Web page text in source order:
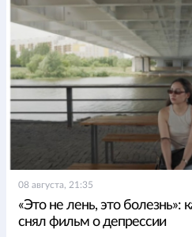
08 августа, 21:35
«Это не лень, это болезнь»:
снял фильм о депрессии